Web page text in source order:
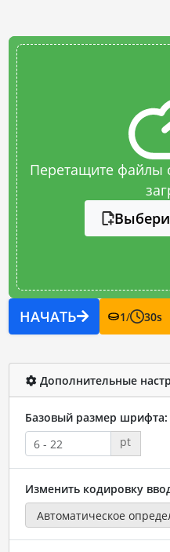
Перетащите файлы
НАЧАТЬ 1/ 30s
Дополнительные
Базовый размер шрифта:
pt
Изменить кодировку